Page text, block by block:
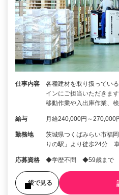
仕事内容
各種建材を取り扱ってい
インにご担当いただきま
移動作業や入出庫作業、
給与 月給240,000円～270,000
勤務地
茨城県つくばみらい市福
りの駅」より徒歩24分 車
応募資格 ◆学歴不問 ◆59歳まで
後で見る